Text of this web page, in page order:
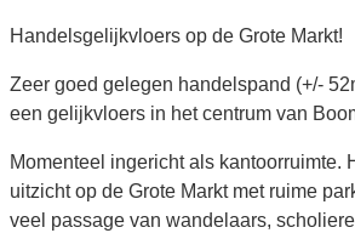
Handelsgelijkvloers op de Grote Markt!
Zeer goed gelegen handelspand (+/-
een gelijkvloers in het centrum van
Momenteel ingericht als kantoorruimte.
uitzicht op de Grote Markt met ruime
veel passage van wandelaars,